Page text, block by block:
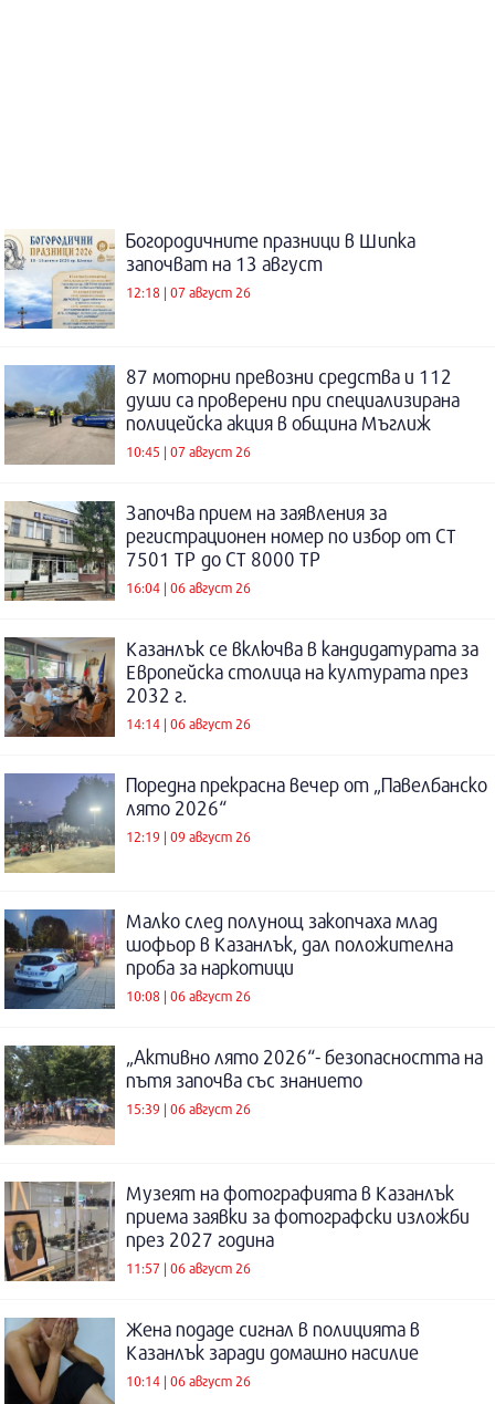
Богородичните празници в Шипка
започват на 13 август
12:18 | 07 август 26
87 моторни превозни средства и 112
души са проверени при специализирана
полицейска акция в община Мъглиж
10:45 | 07 август 26
Започва прием на заявления за
регистрационен номер по избор от СТ
7501 ТР до СТ 8000 ТР
16:04 | 06 август 26
Казанлък се включва в кандидатурата за
Европейска столица на културата през
2032 г.
14:14 | 06 август 26
Поредна прекрасна вечер от „Павелбанско
лято 2026“
12:19 | 09 август 26
Малко след полунощ закопчаха млад
шофьор в Казанлък, дал положителна
проба за наркотици
10:08 | 06 август 26
„Активно лято 2026“- безопасността на
пътя започва със знанието
15:39 | 06 август 26
Музеят на фотографията в Казанлък
приема заявки за фотографски изложби
през 2027 година
11:57 | 06 август 26
Жена подаде сигнал в полицията в
Казанлък заради домашно насилие
10:14 | 06 август 26